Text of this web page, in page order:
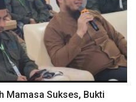
Mamasa Sukses, Bukti